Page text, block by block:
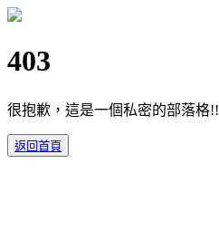
403
很抱歉，這是一個私密的部落格!!
返回首頁